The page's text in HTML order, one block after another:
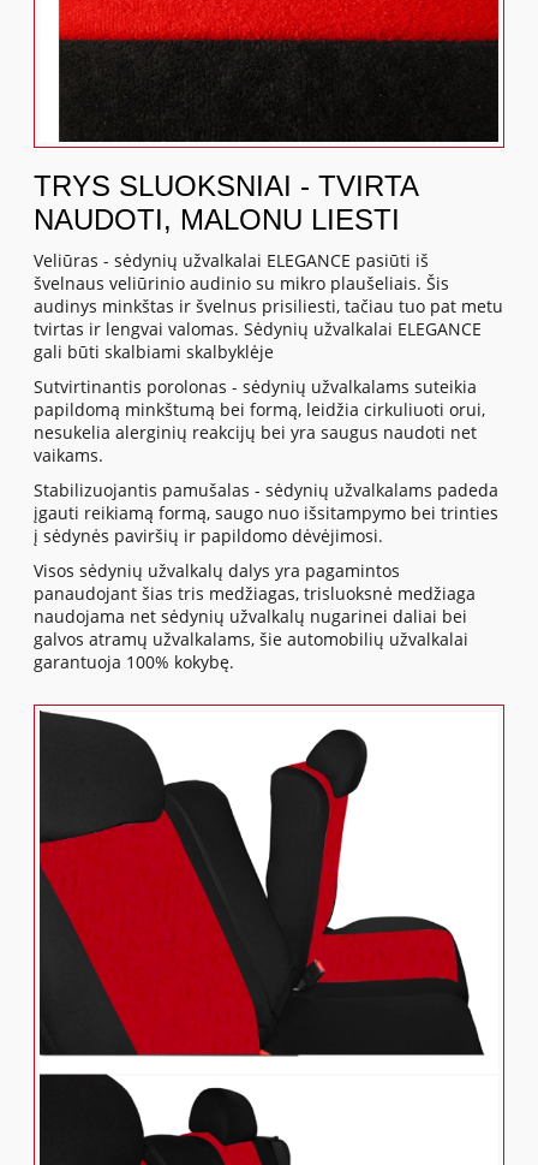
TRYS SLUOKSNIAI - TVIRTA
NAUDOTI, MALONU LIESTI
Veliūras - sėdynių užvalkalai ELEGANCE pasiūti iš
švelnaus veliūrinio audinio su mikro plaušeliais. Šis
audinys minkštas ir švelnus prisiliesti, tačiau tuo pat metu
tvirtas ir lengvai valomas. Sėdynių užvalkalai ELEGANCE
gali būti skalbiami skalbyklėje
Sutvirtinantis porolonas - sėdynių užvalkalams suteikia
papildomą minkštumą bei formą, leidžia cirkuliuoti orui,
nesukelia alerginių reakcijų bei yra saugus naudoti net
vaikams.
Stabilizuojantis pamušalas - sėdynių užvalkalams padeda
įgauti reikiamą formą, saugo nuo išsitampymo bei trinties
į sėdynės paviršių ir papildomo dėvėjimosi.
Visos sėdynių užvalkalų dalys yra pagamintos
panaudojant šias tris medžiagas, trisluoksnė medžiaga
naudojama net sėdynių užvalkalų nugarinei daliai bei
galvos atramų užvalkalams, šie automobilių užvalkalai
garantuoja 100% kokybę.